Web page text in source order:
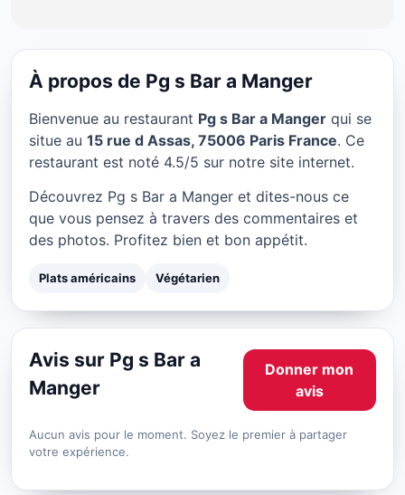
Pg s Bar a Manger à Paris
★ 4.5/5
À propos de Pg s Bar a Manger
Bienvenue au restaurant Pg s Bar a Manger qui se
situe au 15 rue d Assas, 75006 Paris France. Ce
restaurant est noté 4.5/5 sur notre site internet.
Découvrez Pg s Bar a Manger et dites-nous ce
que vous pensez à travers des commentaires et
des photos. Profitez bien et bon appétit.
Plats américains Végétarien
Avis sur Pg s Bar a
Manger
Donner mon
avis
Aucun avis pour le moment. Soyez le premier à partager
votre expérience.